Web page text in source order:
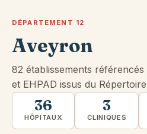
DÉPARTEMENT 12
Aveyron
82 établissements
et EHPAD issus du
36
HÔPITAUX
3
CLINIQUES